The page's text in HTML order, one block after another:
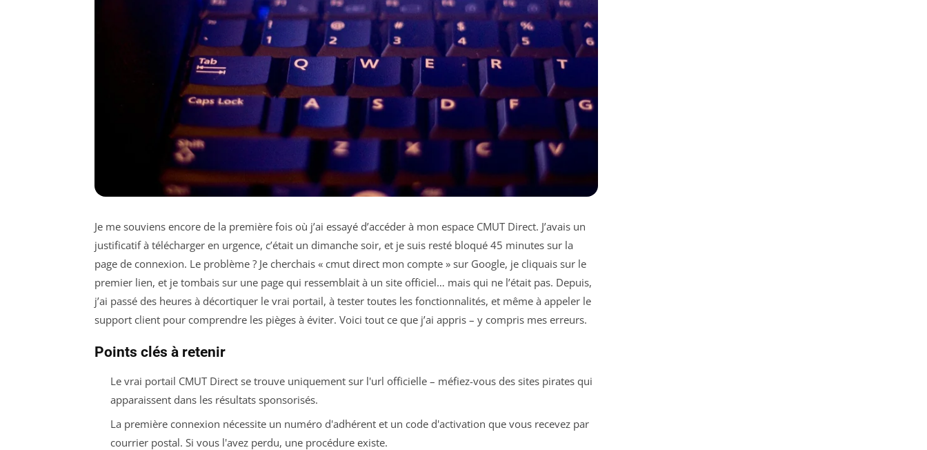
Je me souviens encore de la première fois où j’ai essayé d’accéder à mon espace CMUT Direct. J’avais un
justificatif à télécharger en urgence, c’était un dimanche soir, et je suis resté bloqué 45 minutes sur la
page de connexion. Le problème ? Je cherchais « cmut direct mon compte » sur Google, je cliquais sur le
premier lien, et je tombais sur une page qui ressemblait à un site officiel… mais qui ne l’était pas. Depuis,
j’ai passé des heures à décortiquer le vrai portail, à tester toutes les fonctionnalités, et même à appeler le
support client pour comprendre les pièges à éviter. Voici tout ce que j’ai appris – y compris mes erreurs.
Points clés à retenir
Le vrai portail CMUT Direct se trouve uniquement sur l'url officielle – méfiez-vous des sites pirates qui
apparaissent dans les résultats sponsorisés.
La première connexion nécessite un numéro d'adhérent et un code d'activation que vous recevez par
courrier postal. Si vous l'avez perdu, une procédure existe.